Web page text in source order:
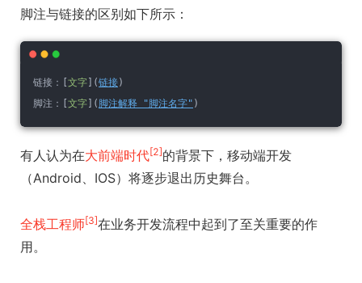
脚注与链接的区别如下所示：
链接：[ 文字 ](链接)
脚注：[ 文字 ]( 脚注解释 "脚注名字" )
有人认为在大前端时代[2]的背景下，移动端开发
（Android、IOS）将逐步退出历史舞台。
全栈工程师[3]在业务开发流程中起到了至关重要的作
用。